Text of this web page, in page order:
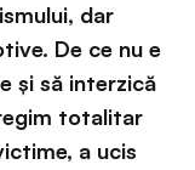
dar
De ce nu e
și să interzică
totalitar
a ucis